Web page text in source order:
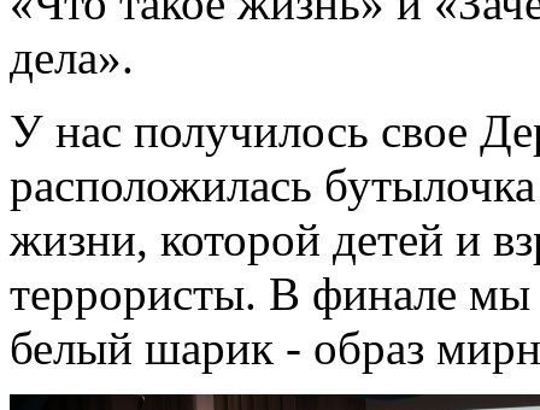
дела».
У нас получилось свое
расположилась
жизни, которой детей и
террористы. В финале мы
белый шарик - образ